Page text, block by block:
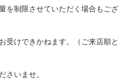
を制限させていただく場合もござ
受けできかねます。（ご来店順と
さいませ。